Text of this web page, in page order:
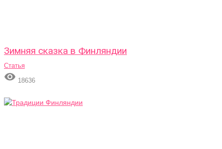
Зимняя сказка в Финляндии
Статья
 18636